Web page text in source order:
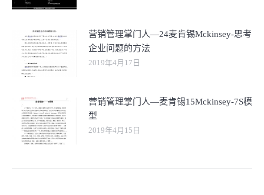
营销管理掌门人—24麦肯锡Mckinsey-思考
企业问题的方法
2019年4月17日
营销管理掌门人—麦肯锡15Mckinsey-7S模
型
2019年4月15日